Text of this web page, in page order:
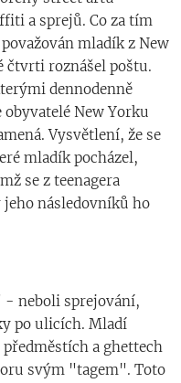
a sprejů. Co za tím
mladík z New
čtvrti roznášel poštu.
dennodenně
New Yorku
Vysvětlení, že se
mladík pocházel,
se z teenagera
následovníků ho
neboli sprejování,
po ulicích. Mladí
a ghettech
svým "tagem". Toto